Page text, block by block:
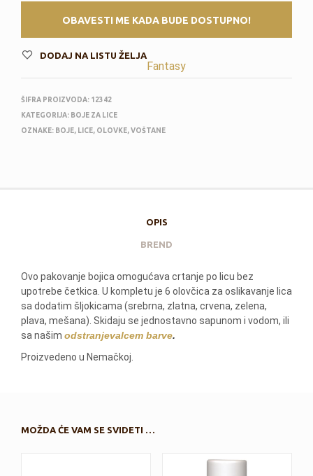
DODAJ NA LISTU ŽELJA
Fantasy
ŠIFRA PROIZVODA: 12342
KATEGORIJA: BOJE ZA LICE
OZNAKE: BOJE, LICE, OLOVKE,VOŠTANE
OPIS
BREND
Ovo pakovanje bojica omogućava crtanje po licu bez
upotrebe četkica. U kompletu je 6 olovčica za oslikavanje lica
sa dodatim šljokicama (srebrna, zlatna, crvena, zelena,
plava, mešana). Skidaju se jednostavno sapunom i vodom, ili
sa našim odstranjevalcem barve.
Proizvedeno u Nemačkoj.
MOŽDA ĆE VAM SE SVIDETI …